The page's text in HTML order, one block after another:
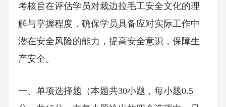
考核旨在评估学员对裁边拉毛工安全文化的理
解与掌握程度，确保学员具备应对实际工作中
潜在安全风险的能力，提高安全意识，保障生
产安全。
一、单项选择题（本题共30小题，每小题0.5